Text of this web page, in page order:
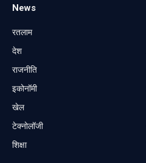
News
रतलाम
⁠देश
राजनीति
⁠इकोनॉमी
खेल
टेक्नोलॉजी
शिक्षा